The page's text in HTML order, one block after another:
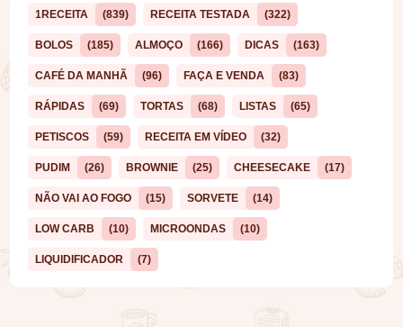
1RECEITA (839) RECEITA TESTADA (322)
BOLOS (185) ALMOÇO (166) DICAS (163)
CAFÉ DA MANHÃ (96) FAÇA E VENDA (83)
RÁPIDAS (69) TORTAS (68) LISTAS (65)
PETISCOS (59) RECEITA EM VÍDEO (32)
PUDIM (26) BROWNIE (25) CHEESECAKE (17)
NÃO VAI AO FOGO (15) SORVETE (14)
LOW CARB (10) MICROONDAS (10)
LIQUIDIFICADOR (7)